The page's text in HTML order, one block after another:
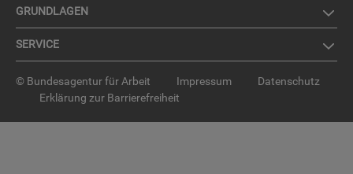
GRUND­LA­GEN
SER­VICE
© Bundesagentur für Arbeit Impressum
Datenschutz
Erklärung zur Barrierefreiheit